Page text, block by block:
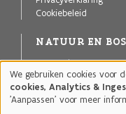
Cookiebeleid
NATUUR EN BOS
Agentschap voor
Publicaties
Projecten
Natuurgebieden
Gebruik
van
persoonsgegevens
We gebruiken cookies voor
cookies, Analytics &
'Aanpassen' voor meer